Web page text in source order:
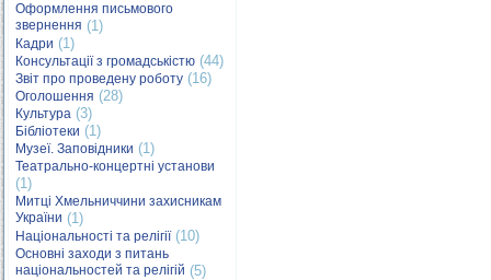
Оформлення письмового
звернення (1)
Кадри (1)
Консультації з громадськістю (44)
Звіт про проведену роботу (16)
Оголошення (28)
Культура (3)
Бібліотеки (1)
Музеї. Заповідники (1)
Театрально-концертні установи
(1)
Митці Хмельниччини захисникам
України (1)
Національності та релігії(10)
Основні заходи з питань
національностей та релігій (5)